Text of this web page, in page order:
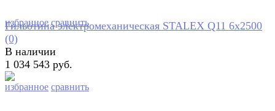
избранное сравнить
избранное сравнить
Гильотина электромеханическая STALEX Q11 6x2500
(0)
В наличии
1 034 543 руб.